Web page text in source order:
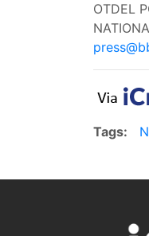
OTDEL
Tags: